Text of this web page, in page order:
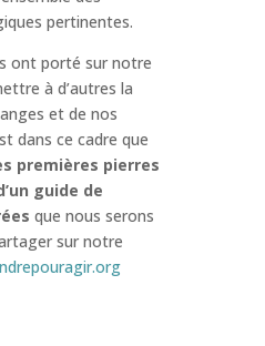
pertinentes.
ont porté sur notre
à d’autres la
et de nos
dans ce cadre que
premières pierres
guide de
que nous serons
sur notre